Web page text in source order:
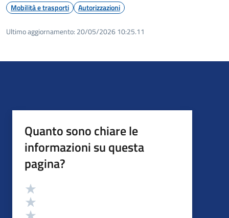
Mobilità e trasporti Autorizzazioni
Ultimo aggiornamento: 20/05/2026 10:25.11
Quanto sono chiare le
informazioni su questa
pagina?
Valutazione